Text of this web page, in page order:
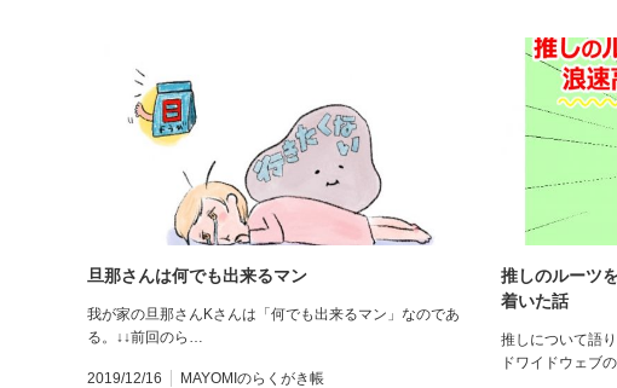
旦那さんは何でも出来るマン
我が家の旦那さんKさんは「何でも出来るマン」なのであ
る。↓↓前回のら…
2019/12/16 MAYOMIのらくがき帳
推しのルーツ
着いた話
推しについて語
ドワイドウェブ